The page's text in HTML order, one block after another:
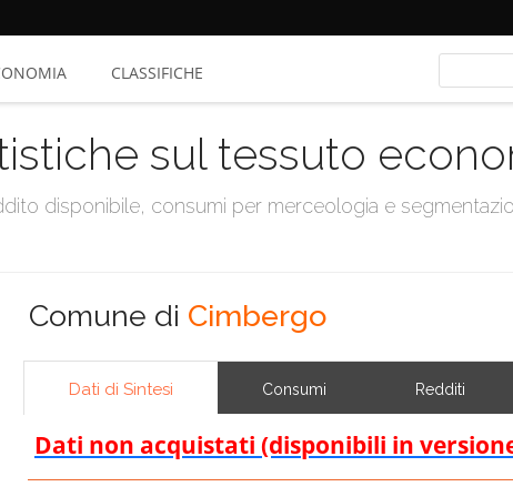
CLASSIFICHE
sul tessuto
disponibile, consumi per merceologia e
Comune di Cimbergo
Dati di Sintesi Consumi Redditi
Dati non acquistati (disponibili in